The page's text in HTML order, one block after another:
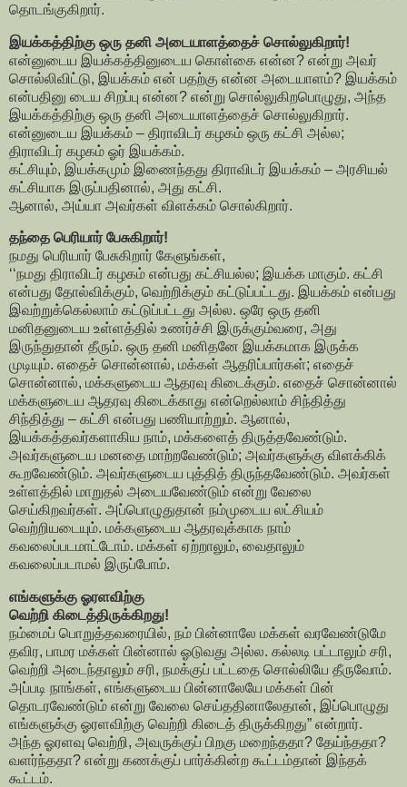
தொடங்குகிறார்.
இயக்கத்திற்கு ஒரு தனி அடையாளத்தைச் சொல்லுகிறார்!
என்னுடைய இயக்கத்தினுடைய கொள்கை என்ன? என்று அவர்
சொல்லிவிட்டு, இயக்கம் என் பதற்கு என்ன அடையாளம்? இயக்கம்
என்பதினு டைய சிறப்பு என்ன? என்று சொல்லுகிறபொழுது, அந்த
இயக்கத்திற்கு ஒரு தனி அடையாளத்தைச் சொல்லுகிறார்.
என்னுடைய இயக்கம் – திராவிடர் கழகம் ஒரு கட்சி அல்ல;
திராவிடர் கழகம் ஓர் இயக்கம்.
கட்சியும், இயக்கமும் இணைந்தது திராவிடர் இயக்கம் – அரசியல்
கட்சியாக இருப்பதினால், அது கட்சி.
ஆனால், அய்யா அவர்கள் விளக்கம் சொல்கிறார்.
தந்தை பெரியார் பேசுகிறார்!
நமது பெரியார் பேசுகிறார் கேளுங்கள்,
‘‘நமது திராவிடர் கழகம் என்பது கட்சியல்ல; இயக்க மாகும். கட்சி
என்பது தோல்விக்கும், வெற்றிக்கும் கட்டுப்பட்டது. இயக்கம் என்பது
இவற்றுக்கெல்லாம் கட்டுப்பட்டது அல்ல. ஒரே ஒரு தனி
மனிதனுடைய உள்ளத்தில் உணர்ச்சி இருக்கும்வரை, அது
இருந்துதான் தீரும். ஒரு தனி மனிதனே இயக்கமாக இருக்க
முடியும். எதைச் சொன்னால், மக்கள் ஆதரிப்பார்கள்; எதைச்
சொன்னால், மக்களுடைய ஆதரவு கிடைக்கும். எதைச் சொன்னால்
மக்களுடைய ஆதரவு கிடைக்காது என்றெல்லாம் சிந்தித்து
சிந்தித்து – கட்சி என்பது பணியாற்றும். ஆனால்,
இயக்கத்தவர்களாகிய நாம், மக்களைத் திருத்தவேண்டும்.
அவர்களுடைய மனதை மாற்றவேண்டும்; அவர்களுக்கு விளக்கிக்
கூறவேண்டும். அவர்களுடைய புத்தித் திருந்தவேண்டும். அவர்கள்
உள்ளத்தில் மாறுதல் அடையவேண்டும் என்று வேலை
செய்கிறவர்கள். அப்பொழுதுதான் நம்முடைய லட்சியம்
வெற்றியடையும். மக்களுடைய ஆதரவுக்காக நாம்
கவலைப்படமாட்டோம். மக்கள் ஏற்றாலும், வைதாலும்
கவலைப்படாமல் இருப்போம்.
எங்களுக்கு ஓரளவிற்கு
வெற்றி கிடைத்திருக்கிறது!
நம்மைப் பொறுத்தவரையில், நம் பின்னாலே மக்கள் வரவேண்டுமே
தவிர, பாமர மக்கள் பின்னால் ஓடுவது அல்ல. கல்லடி பட்டாலும் சரி,
வெற்றி அடைந்தாலும் சரி, நமக்குப் பட்டதை சொல்லியே தீருவோம்.
அப்படி நாங்கள், எங்களுடைய பின்னாலேயே மக்கள் பின்
தொடரவேண்டும் என்று வேலை செய்ததினாலேதான், இப்பொழுது
எங்களுக்கு ஓரளவிற்கு வெற்றி கிடைத் திருக்கிறது” என்றார்.
அந்த ஓரளவு வெற்றி, அவருக்குப் பிறகு மறைந்ததா? தேய்ந்ததா?
வளர்ந்ததா? என்று கணக்குப் பார்க்கின்ற கூட்டம்தான் இந்தக்
கூட்டம்.